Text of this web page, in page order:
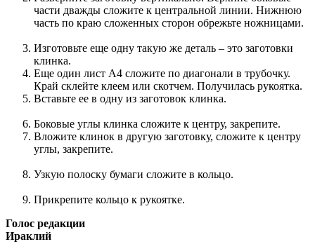
части дважды сложите к центральной линии. Нижнюю
часть по краю сложенных сторон обрежьте ножницами.
Изготовьте еще одну такую же деталь – это заготовки
клинка.
Еще один лист А4 сложите по диагонали в трубочку.
Край склейте клеем или скотчем. Получилась рукоятка.
Вставьте ее в одну из заготовок клинка.
Боковые углы клинка сложите к центру, закрепите.
Вложите клинок в другую заготовку, сложите к центру
углы, закрепите.
Узкую полоску бумаги сложите в кольцо.
Прикрепите кольцо к рукоятке.
Голос редакции
Ираклий